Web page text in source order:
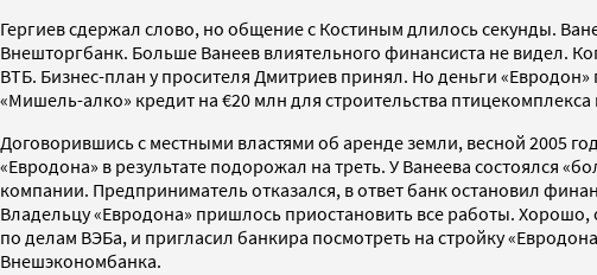
Гергиев сдержал слово, но общение с Костиным длилось секунды.
Внешторгбанк. Больше Ванеев влиятельного финансиста не видел.
ВТБ. Бизнес-план у просителя Дмитриев принял. Но деньги
«Мишель-алко» кредит на €20 млн для строительства
Договорившись с местными властями об аренде земли, весной 2005
«Евродона» в результате подорожал на треть. У Ванеева состоялся
компании. Предприниматель отказался, в ответ банк остановил
Владельцу «Евродона» пришлось приостановить все работы.
по делам ВЭБа, и пригласил банкира посмотреть на стройку
Внешэкономбанка.